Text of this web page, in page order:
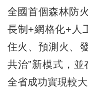
全國首個森林防
長制+網格化+人
住火、預測火、
共治”新模式，並
全省成功實現較